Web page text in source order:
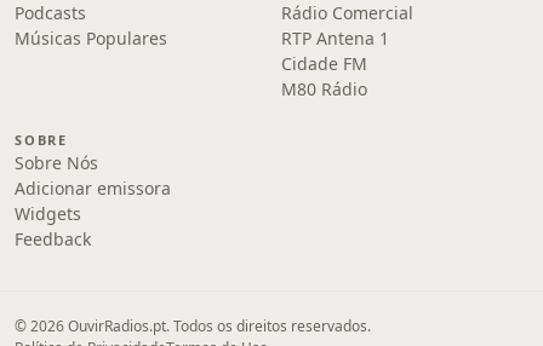
Podcasts
Músicas Populares
Rádio Comercial
RTP Antena 1
Cidade FM
M80 Rádio
SOBRE
Sobre Nós
Adicionar emissora
Widgets
Feedback
© 2026 OuvirRadios.pt. Todos os direitos reservados.